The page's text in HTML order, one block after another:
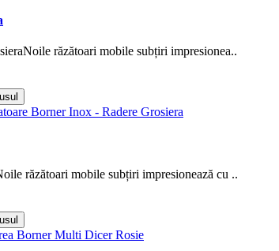
răzătoari mobile subțiri impresionea..
răzătoari mobile subțiri impresionează cu ..